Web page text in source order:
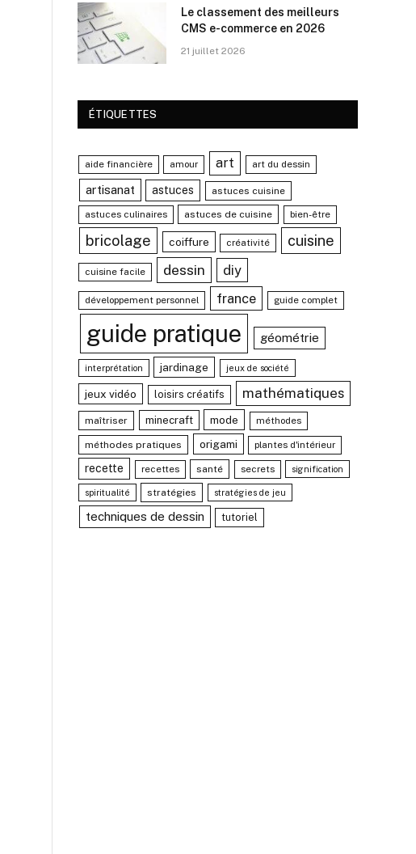
Le classement des meilleurs
CMS e-commerce en 2026
21 juillet 2026
ÉTIQUETTES
aide financière amour art art du dessin
artisanat astuces astuces cuisine
astuces culinaires astuces de cuisine bien-être
bricolage coiffure créativité cuisine
cuisine facile dessin diy
développement personnel france guide complet
guide pratique géométrie
interprétation jardinage jeux de société
jeux vidéo loisirs créatifs mathématiques
maîtriser minecraft mode méthodes
méthodes pratiques origami plantes d'intérieur
recette recettes santé secrets signification
spiritualité stratégies stratégies de jeu
techniques de dessin tutoriel